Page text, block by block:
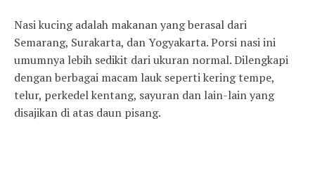
Nasi kucing adalah makanan yang berasal dari
Semarang, Surakarta, dan Yogyakarta. Porsi nasi ini
umumnya lebih sedikit dari ukuran normal. Dilengkapi
dengan berbagai macam lauk seperti kering tempe,
telur, perkedel kentang, sayuran dan lain-lain yang
disajikan di atas daun pisang.